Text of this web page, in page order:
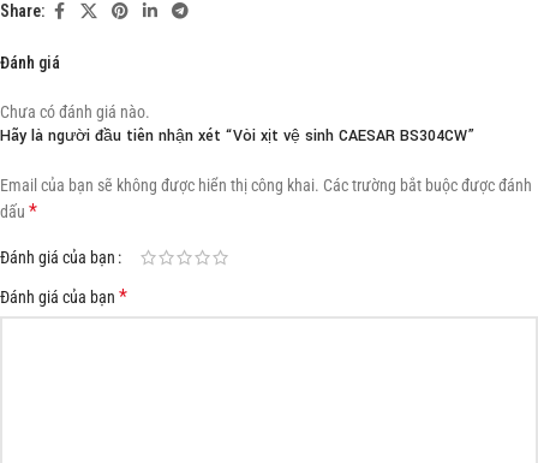
Share:
Đánh giá
Chưa có đánh giá nào.
Hãy là người đầu tiên nhận xét “Vòi xịt vệ sinh CAESAR BS304CW”
Email của bạn sẽ không được hiển thị công khai. Các trường bắt buộc được đánh
dấu *
Đánh giá của bạn
Đánh giá của bạn *